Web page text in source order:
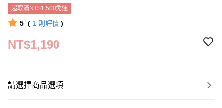
超取滿NT$1,500免運
5 ( 1 則評價 )
NT$1,190
請選擇商品選項